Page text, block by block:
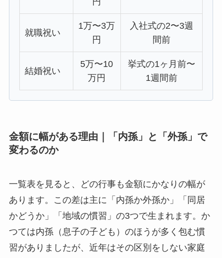
就職祝い
1万〜3万
円
入社式の2〜3週
間前
結婚祝い
5万〜10
万円
挙式の1ヶ月前〜
1週間前
金額に幅がある理由｜「内孫」と「外孫」で
変わるのか
一覧表を見ると、どの行事も金額にかなりの幅が
あります。この差は主に「内孫か外孫か」「同居
かどうか」「地域の慣習」の3つで生まれます。か
つては内孫（息子の子ども）のほうが多く包む慣
習がありましたが、近年はその区別をしない家庭